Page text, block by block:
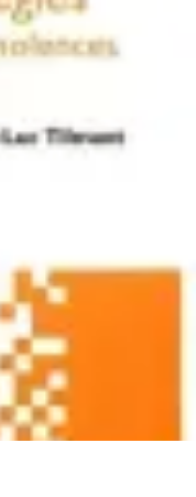
de ProjetÉcologie et